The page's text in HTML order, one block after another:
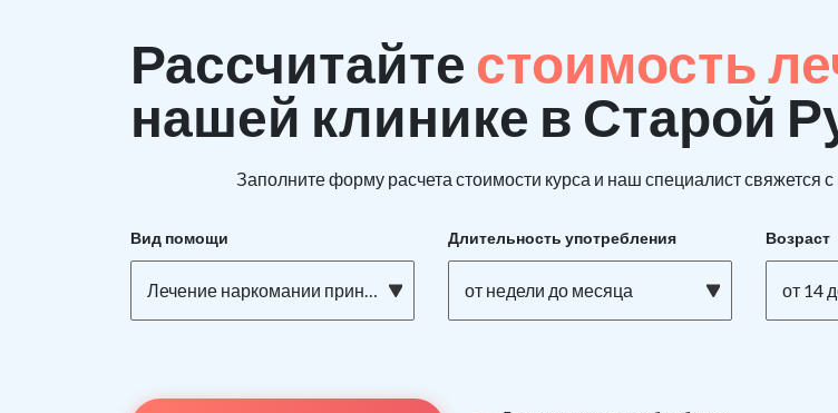
Рассчитайте стоимость
нашей клинике в Старой
Заполните форму расчета стоимости курса и наш специалист свяжется
Вид помощи
Лечение наркомании принудительно
Длительность употребления
от недели до месяца
Возраст
от 14